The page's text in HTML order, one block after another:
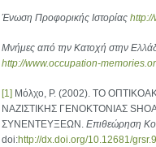
Ένωση Προφορικής Ιστορίας
Μνήμες από την Κατοχή στην
http://www.occupation-
[1] Μόλχο, Ρ. (2002). ΤΟ
ΝΑΖΙΣΤΙΚΗΣ ΓΕΝΟΚΤΟΝΙΑΣ
ΣΥΝΕΝΤΕΥΞΕΩΝ. Επιθεώρηση
doi:http://dx.doi.org/10.12681/